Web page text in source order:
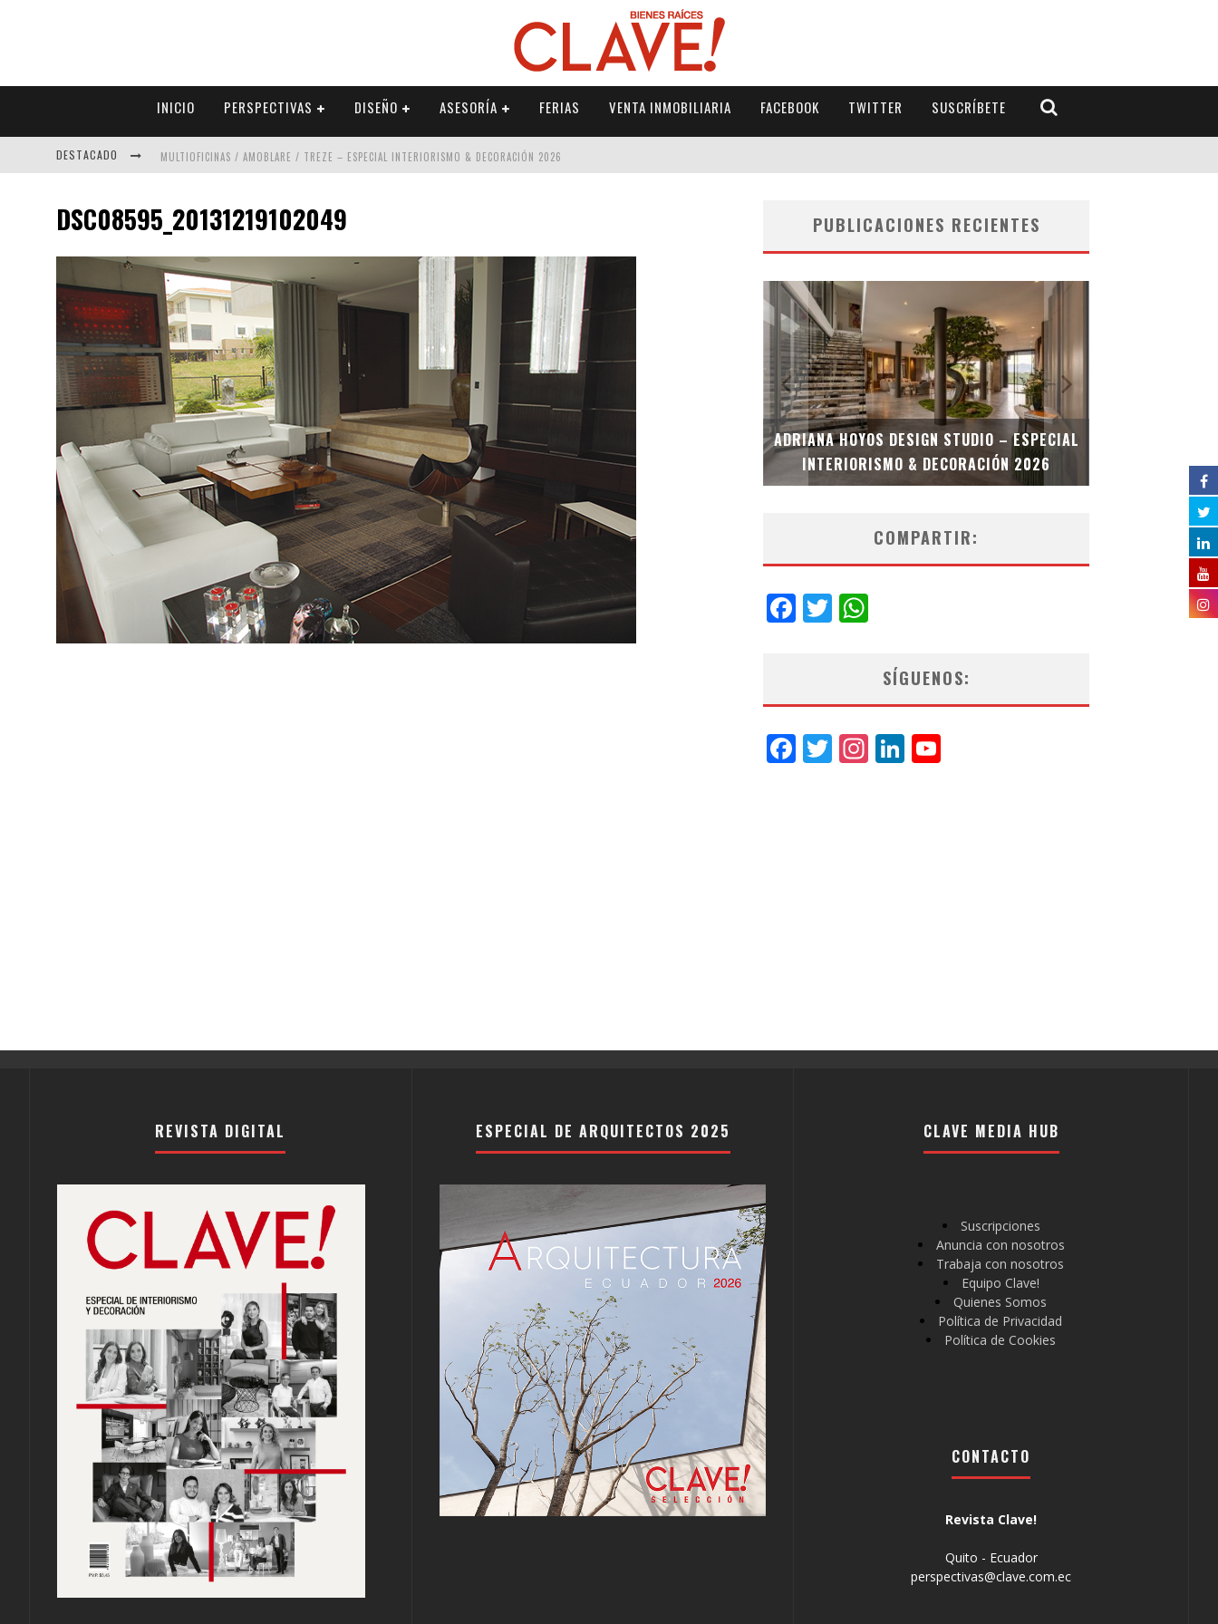
INICIO PERSPECTIVAS DISEÑO ASESORÍA FERIAS VENTA INMOBILIARIA FACEBOOK TWITTER SUSCRÍBETE
DESTACADO MULTIOFICINAS / AMOBLARE / TREZE – ESPECIAL INTERIORISMO & DECORACIÓN 2026
COLINEAL – ESPECIAL INTERIORISMO & DECORACIÓN 2026
ADRIANA HOYOS DESIGN STUDIO – ESPECIAL INTERIORISMO & DECORACIÓN 2026
DSC08595_20131219102049 PUBLICACIONES RECIENTES
MUBB DESIGN STUDIO – ESPECIAL
INTERIORISMO & DECORACIÓN 2026
ADRIANA HOYOS DESIGN STUDIO – ESPECIAL
INTERIORISMO & DECORACIÓN 2026
COMPARTIR:
Facebook
Twitter
SÍGUENOS:
Facebook
Twitter
Instagram
LinkedIn
REVISTA DIGITAL ESPECIAL DE ARQUITECTOS 2025 CLAVE MEDIA HUB
Suscripciones
Anuncia con nosotros
Trabaja con nosotros
Equipo Clave!
Quienes Somos
Política de Privacidad
Política de Cookies
CONTACTO
Revista Clave!
Quito - Ecuador
perspectivas@clave.com.ec